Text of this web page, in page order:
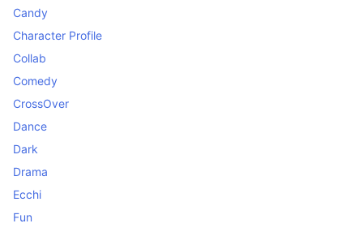
Candy
Character Profile
Collab
Comedy
CrossOver
Dance
Dark
Drama
Ecchi
Fun